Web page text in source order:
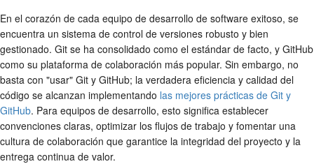
En el corazón de cada equipo de desarrollo de software exitoso, se
encuentra un sistema de control de versiones robusto y bien
gestionado. Git se ha consolidado como el estándar de facto, y GitHub
como su plataforma de colaboración más popular. Sin embargo, no
basta con "usar" Git y GitHub; la verdadera eficiencia y calidad del
código se alcanzan implementando las mejores prácticas de Git y
GitHub. Para equipos de desarrollo, esto significa establecer
convenciones claras, optimizar los flujos de trabajo y fomentar una
cultura de colaboración que garantice la integridad del proyecto y la
entrega continua de valor.